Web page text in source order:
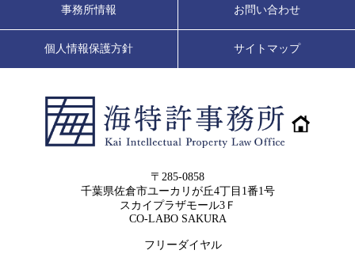
事務所情報 お問い合わせ
個人情報保護方針 サイトマップ
〒285-0858
千葉県佐倉市ユーカリが丘4丁目1番1号
スカイプラザモール3Ｆ
CO-LABO SAKURA
フリーダイヤル